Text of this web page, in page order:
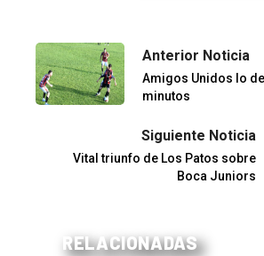
Anterior Noticia
Amigos Unidos lo
minutos
Siguiente Noticia
Vital triunfo de Los Patos sobre
Boca Juniors
RELACIONADAS